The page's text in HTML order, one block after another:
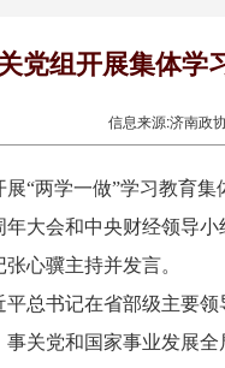
党组开展集体学
信息来源:济南政
“两学一做”学习教育
大会和中央财经领导
心骥主持并发言。
书记在省部级主要领
关党和国家事业发展